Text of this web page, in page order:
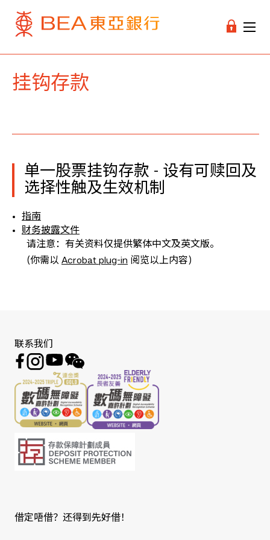
挂钩存款
单一股票挂钩存款 - 设有可赎回及
选择性触及生效机制
指南
财务披露文件
请注意：有关资料仅提供繁体中文及英文版。
(你需以 Acrobat plug-in 阅览以上内容)
联系我们
借定唔借？还得到先好借！